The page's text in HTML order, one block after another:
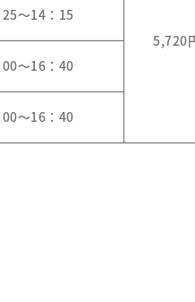
5,720
〜14：15
〜16：40
〜16：40